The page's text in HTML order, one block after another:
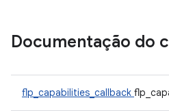
Documentação do
flp_capabilities_callback